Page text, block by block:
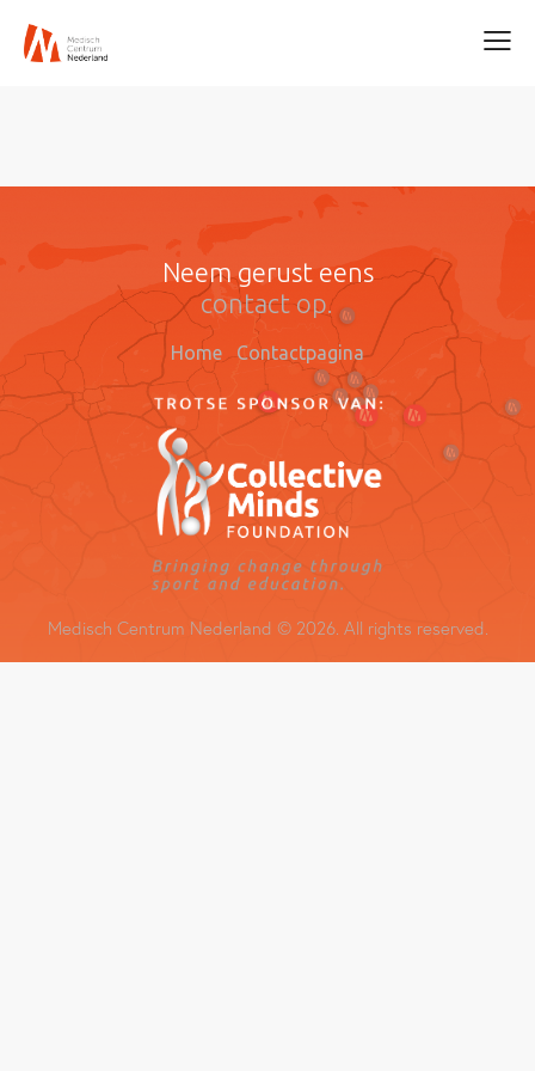
Neem gerust eens
contact op.
Home Contactpagina
Medisch Centrum Nederland © 2026. All rights reserved.